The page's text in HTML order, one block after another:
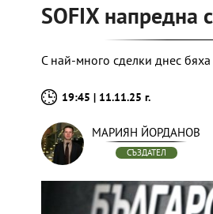
SOFIX напредна
С най-много сделки днес
19:45 | 11.11.25 г.
МАРИЯН ЙОРДАНОВ
СЪЗДАТЕЛ